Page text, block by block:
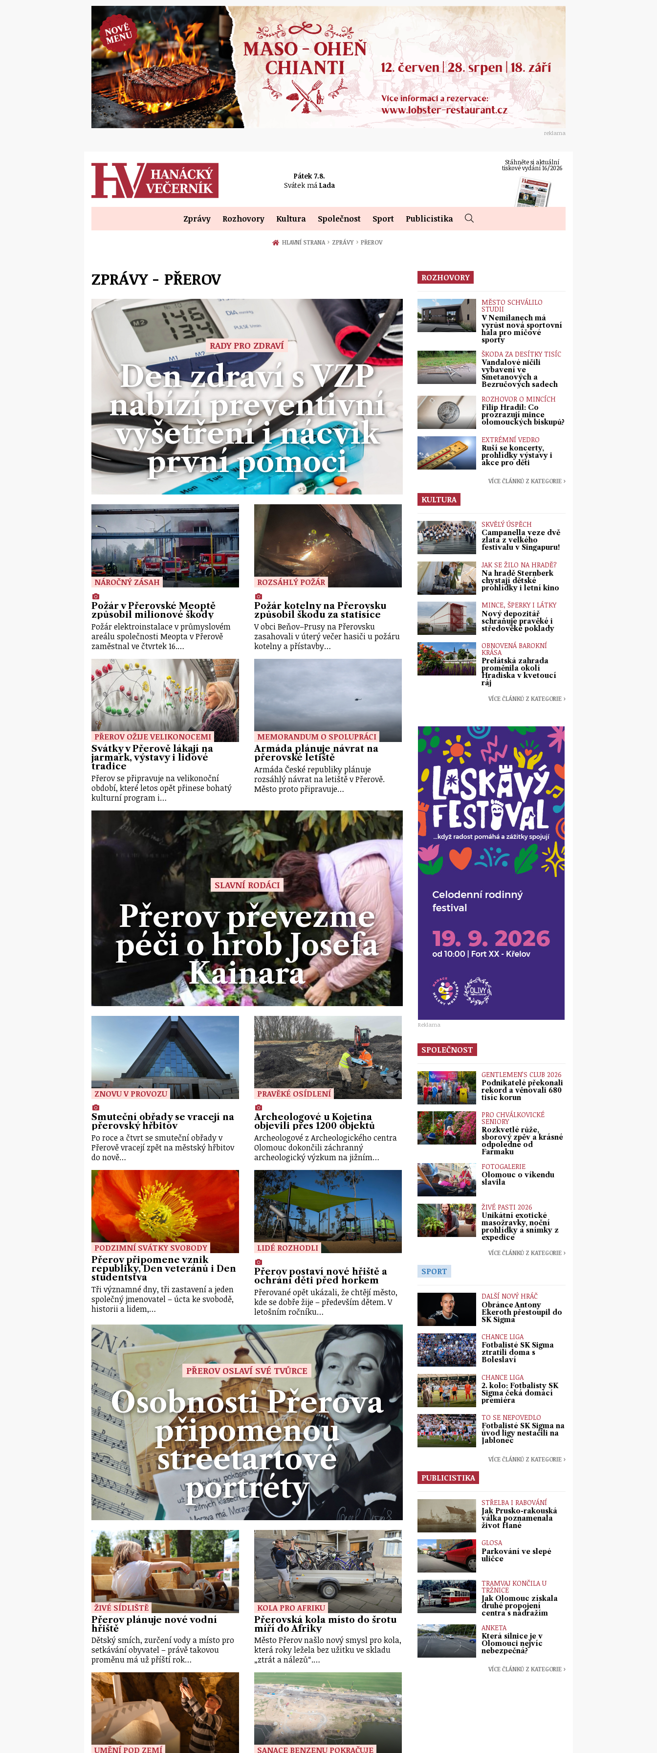
reklama
Pátek 7.8.
Svátek má Lada
Stáhněte si aktuální
tiskové vydání 16/2026
Zprávy Rozhovory Kultura Společnost Sport Publicistika
HLAVNÍ STRANA › ZPRÁVY › PŘEROV
ZPRÁVY - PŘEROV
RADY PRO ZDRAVÍ
Den zdraví s VZP
nabízí preventivní
vyšetření i nácvik
první pomoci
NÁROČNÝ ZÁSAH
Požár v Přerovské Meoptě
způsobil milionové škody
Požár elektroinstalace v průmyslovém
areálu společnosti Meopta v Přerově
zaměstnal ve čtvrtek 16.…
ROZSÁHLÝ POŽÁR
Požár kotelny na Přerovsku
způsobil škodu za statisíce
V obci Beňov–Prusy na Přerovsku
zasahovali v úterý večer hasiči u požáru
kotelny a přístavby…
PŘEROV OŽIJE VELIKONOCEMI
Svátky v Přerově lákají na
jarmark, výstavy i lidové
tradice
Přerov se připravuje na velikonoční
období, které letos opět přinese bohatý
kulturní program i…
MEMORANDUM O SPOLUPRÁCI
Armáda plánuje návrat na
přerovské letiště
Armáda České republiky plánuje
rozsáhlý návrat na letiště v Přerově.
Město proto připravuje…
SLAVNÍ RODÁCI
Přerov převezme
péči o hrob Josefa
Kainara
ZNOVU V PROVOZU
Smuteční obřady se vracejí na
přerovský hřbitov
Po roce a čtvrt se smuteční obřady v
Přerově vracejí zpět na městský hřbitov
do nově…
PRAVĚKÉ OSÍDLENÍ
Archeologové u Kojetína
objevili přes 1200 objektů
Archeologové z Archeologického centra
Olomouc dokončili záchranný
archeologický výzkum na jižním…
PODZIMNÍ SVÁTKY SVOBODY
Přerov připomene vznik
republiky, Den veteránů i Den
studentstva
Tři významné dny, tři zastavení a jeden
společný jmenovatel – úcta ke svobodě,
historii a lidem,…
LIDÉ ROZHODLI
Přerov postaví nové hřiště a
ochrání děti před horkem
Přerované opět ukázali, že chtějí město,
kde se dobře žije – především dětem. V
letošním ročníku…
PŘEROV OSLAVÍ SVÉ TVŮRCE
Osobnosti Přerova
připomenou
streetartové
portréty
ŽIVÉ SÍDLIŠTĚ
Přerov plánuje nové vodní
hřiště
Dětský smích, zurčení vody a místo pro
setkávání obyvatel – právě takovou
proměnu má už příští rok…
KOLA PRO AFRIKU
Přerovská kola místo do šrotu
míří do Afriky
Město Přerov našlo nový smysl pro kola,
která roky ležela bez užitku ve skladu
„ztrát a nálezů“.…
UMĚNÍ POD ZEMÍ SANACE BENZENU POKRAČUJE
ROZHOVORY
MĚSTO SCHVÁLILO
STUDII
V Nemilanech má
vyrůst nová sportovní
hala pro míčové
sporty
ŠKODA ZA DESÍTKY TISÍC
Vandalové ničili
vybavení ve
Smetanových a
Bezručových sadech
ROZHOVOR O MINCÍCH
Filip Hradil: Co
prozrazují mince
olomouckých biskupů?
EXTRÉMNÍ VEDRO
Ruší se koncerty,
prohlídky výstavy i
akce pro děti
VÍCE ČLÁNKŮ Z KATEGORIE ›
KULTURA
SKVĚLÝ ÚSPĚCH
Campanella veze dvě
zlata z velkého
festivalu v Singapuru!
JAK SE ŽILO NA HRADĚ?
Na hradě Šternberk
chystají dětské
prohlídky i letní kino
MINCE, ŠPERKY I LÁTKY
Nový depozitář
schraňuje pravěké i
středověké poklady
OBNOVENÁ BAROKNÍ
KRÁSA
Prelátská zahrada
proměnila okolí
Hradiska v kvetoucí
ráj
VÍCE ČLÁNKŮ Z KATEGORIE ›
Reklama
SPOLEČNOST
GENTLEMEN’S CLUB 2026
Podnikatelé překonali
rekord a věnovali 680
tisíc korun
PRO CHVÁLKOVICKÉ
SENIORY
Rozkvetlé růže,
sborový zpěv a krásné
odpoledne od
Farmaku
FOTOGALERIE
Olomouc o víkendu
slavila
ŽIVÉ PASTI 2026
Unikátní exotické
masožravky, noční
prohlídky a snímky z
expedice
VÍCE ČLÁNKŮ Z KATEGORIE ›
SPORT
DALŠÍ NOVÝ HRÁČ
Obránce Antony
Ekeroth přestoupil do
SK Sigma
CHANCE LIGA
Fotbalisté SK Sigma
ztratili doma s
Boleslaví
CHANCE LIGA
2. kolo: Fotbalisty SK
Sigma čeká domácí
premiéra
TO SE NEPOVEDLO
Fotbalisté SK Sigma na
úvod ligy nestačili na
Jablonec
VÍCE ČLÁNKŮ Z KATEGORIE ›
PUBLICISTIKA
STŘELBA I RABOVÁNÍ
Jak Prusko-rakouská
válka poznamenala
život Hané
GLOSA
Parkování ve slepé
uličce
TRAMVAJ KONČILA U
TRŽNICE
Jak Olomouc získala
druhé propojení
centra s nádražím
ANKETA
Která silnice je v
Olomouci nejvíc
nebezpečná?
VÍCE ČLÁNKŮ Z KATEGORIE ›